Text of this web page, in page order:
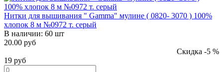
Нитки для вышивания " Gamma" мулине ( 0820- 3070 ) 100%
хлопок 8 м №0972 т. серый
В наличии: 60 шт
20.00 руб
Скидка -5 %
19 руб